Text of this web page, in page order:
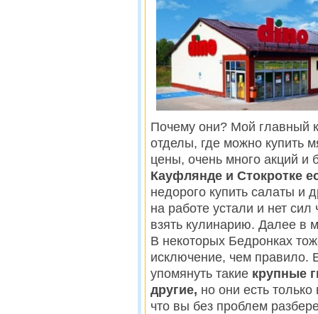
Почему они? Мой главный
отделы, где можно купить
цены, очень много акций
Кауфлянде и Стокротке
недорого купить салаты и
на работе устали и нет
взять кулинарию. Далее в
В некоторых Бедронках
исключение, чем правило.
упомянуть такие крупные
другие, но они есть
что вы без проблем